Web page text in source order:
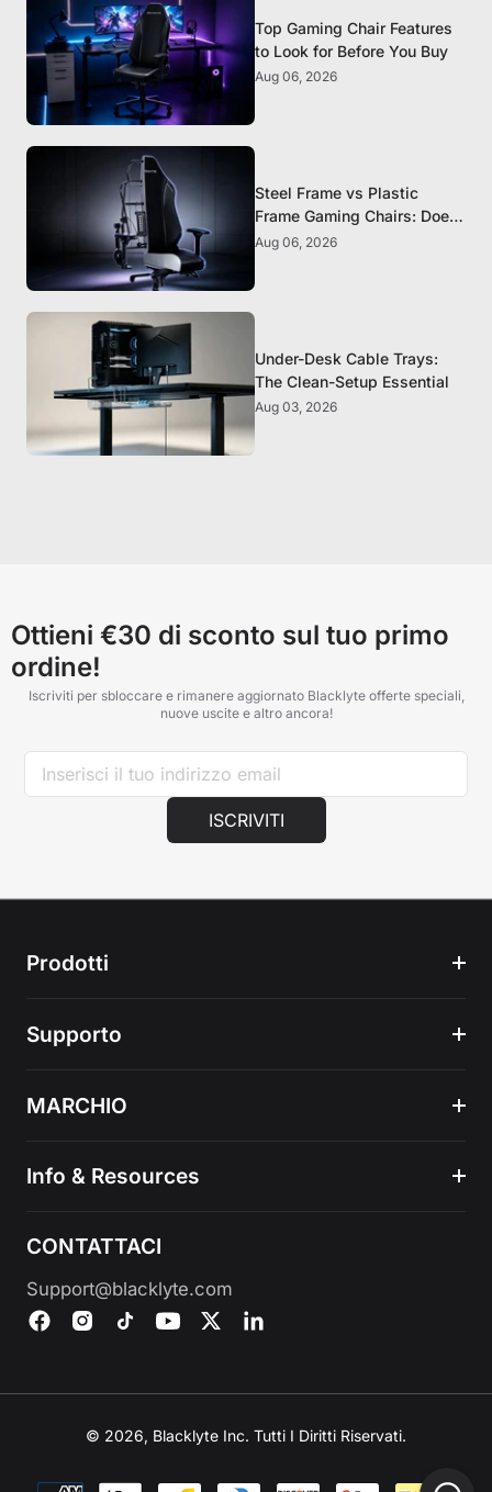
Top Gaming Chair Features
to Look for Before You Buy
Aug 06, 2026
Steel Frame vs Plastic
Frame Gaming Chairs: Does
It Matter?
Aug 06, 2026
Under-Desk Cable Trays:
The Clean-Setup Essential
Aug 03, 2026
Ottieni €30 di sconto sul tuo primo
ordine!
Iscriviti per sbloccare e rimanere aggiornato Blacklyte offerte speciali,
nuove uscite e altro ancora!
ISCRIVITI
Prodotti
Supporto
MARCHIO
Info & Resources
CONTATTACI
Support@blacklyte.com
© 2026, Blacklyte Inc. Tutti I Diritti Riservati.
Metodi